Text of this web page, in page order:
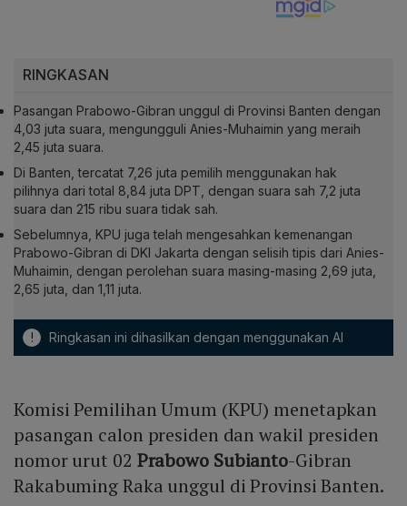
RINGKASAN
Pasangan Prabowo-Gibran unggul di Provinsi Banten dengan
4,03 juta suara, mengungguli Anies-Muhaimin yang meraih
2,45 juta suara.
Di Banten, tercatat 7,26 juta pemilih menggunakan hak
pilihnya dari total 8,84 juta DPT, dengan suara sah 7,2 juta
suara dan 215 ribu suara tidak sah.
Sebelumnya, KPU juga telah mengesahkan kemenangan
Prabowo-Gibran di DKI Jakarta dengan selisih tipis dari Anies-
Muhaimin, dengan perolehan suara masing-masing 2,69 juta,
2,65 juta, dan 1,11 juta.
! Ringkasan ini dihasilkan dengan menggunakan AI
Komisi Pemilihan Umum (KPU) menetapkan
pasangan calon presiden dan wakil presiden
nomor urut 02 Prabowo Subianto-Gibran
Rakabuming Raka unggul di Provinsi Banten.